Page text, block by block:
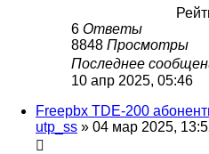
6 Ответы
8848 Просмотры
Последнее
10 апр 2025, 05:46
Freepbx TDE-200
utp_ss » 04 мар 2025,